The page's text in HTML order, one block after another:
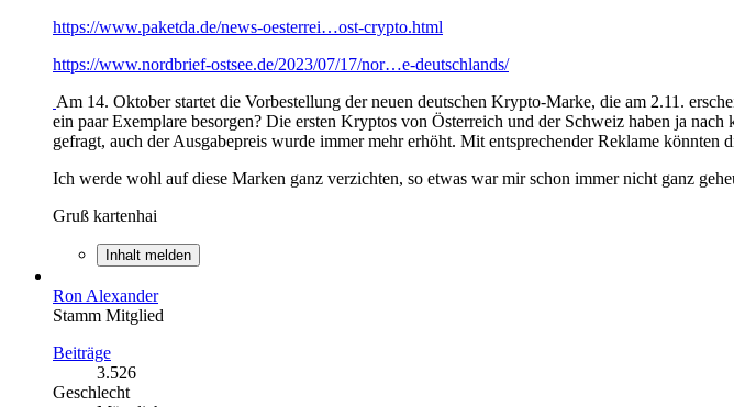
https://www.paketda.de/news-oesterrei…ost-crypto.html
https://www.nordbrief-ostsee.de/2023/07/17/nor…e-deutschlands/
Am 14. Oktober startet die Vorbestellung der neuen deutschen Krypto-Marke, die am 2.11.
ein paar Exemplare besorgen? Die ersten Kryptos von Österreich und der Schweiz haben ja
gefragt, auch der Ausgabepreis wurde immer mehr erhöht. Mit entsprechender Reklame könnten
Ich werde wohl auf diese Marken ganz verzichten, so etwas war mir schon immer nicht ganz
Gruß kartenhai
Inhalt melden
Ron Alexander
Stamm Mitglied
Beiträge
3.526
Geschlecht